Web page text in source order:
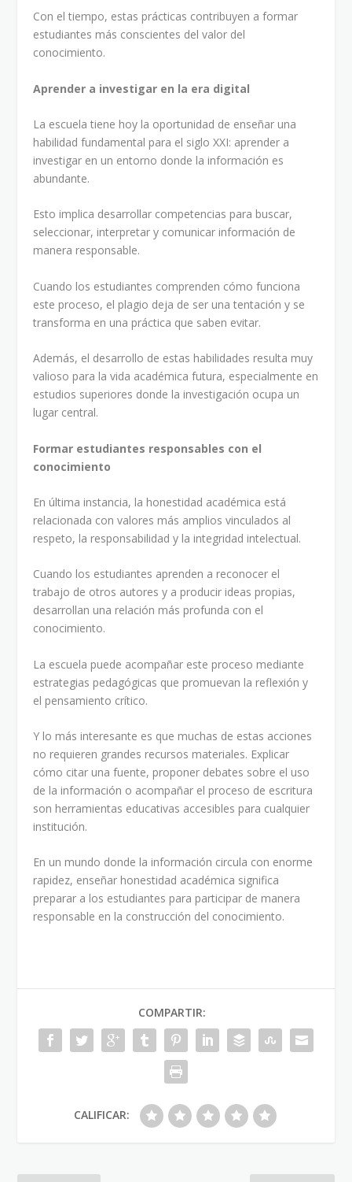
Con el tiempo, estas prácticas contribuyen a formar
estudiantes más conscientes del valor del
conocimiento.
Aprender a investigar en la era digital
La escuela tiene hoy la oportunidad de enseñar una
habilidad fundamental para el siglo XXI: aprender a
investigar en un entorno donde la información es
abundante.
Esto implica desarrollar competencias para buscar,
seleccionar, interpretar y comunicar información de
manera responsable.
Cuando los estudiantes comprenden cómo funciona
este proceso, el plagio deja de ser una tentación y se
transforma en una práctica que saben evitar.
Además, el desarrollo de estas habilidades resulta muy
valioso para la vida académica futura, especialmente en
estudios superiores donde la investigación ocupa un
lugar central.
Formar estudiantes responsables con el
conocimiento
En última instancia, la honestidad académica está
relacionada con valores más amplios vinculados al
respeto, la responsabilidad y la integridad intelectual.
Cuando los estudiantes aprenden a reconocer el
trabajo de otros autores y a producir ideas propias,
desarrollan una relación más profunda con el
conocimiento.
La escuela puede acompañar este proceso mediante
estrategias pedagógicas que promuevan la reflexión y
el pensamiento crítico.
Y lo más interesante es que muchas de estas acciones
no requieren grandes recursos materiales. Explicar
cómo citar una fuente, proponer debates sobre el uso
de la información o acompañar el proceso de escritura
son herramientas educativas accesibles para cualquier
institución.
En un mundo donde la información circula con enorme
rapidez, enseñar honestidad académica significa
preparar a los estudiantes para participar de manera
responsable en la construcción del conocimiento.
COMPARTIR:
CALIFICAR: